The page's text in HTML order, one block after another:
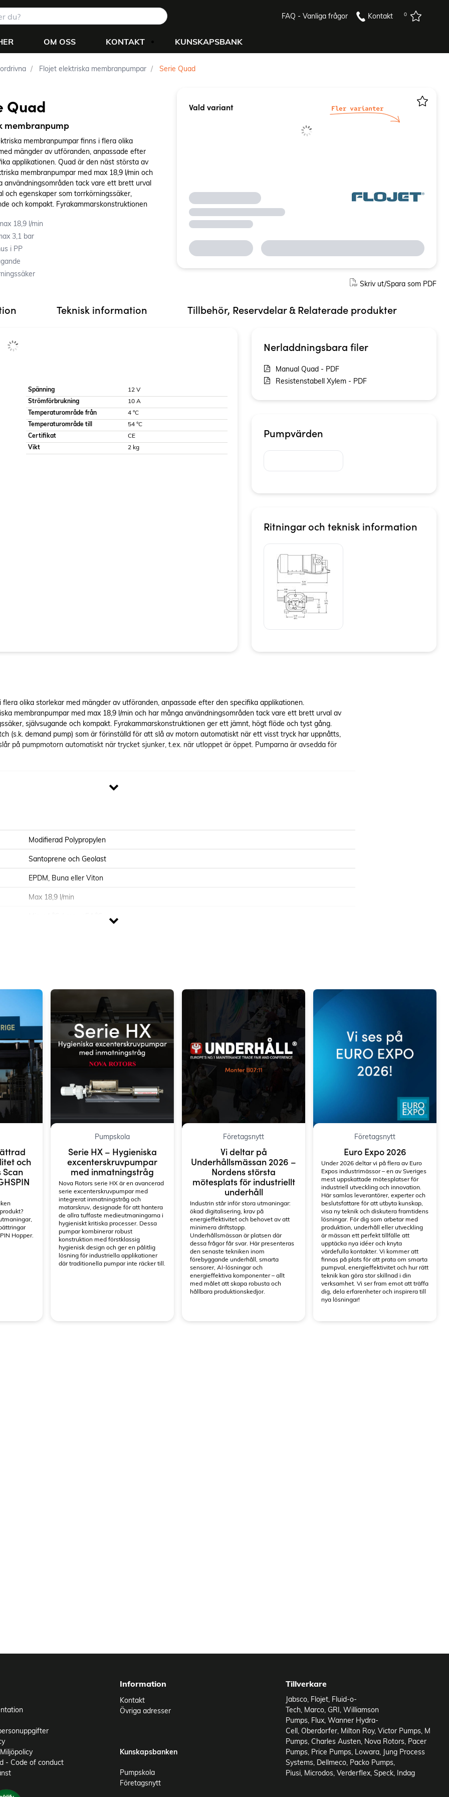
FAQ - Vanliga frågor Kontakt 0
OM OSS KONTAKT KUNSKAPSBANK
Flojet elektriska membranpumpar Serie Quad
Quad
membranpump
membranpumpar finns i flera olika
mängder av utföranden, anpassade efter
applikationen. Quad är den näst största av
membranpumpar med max 18,9 l/min och
användningsområden tack vare ett brett urval
och egenskaper som torrkörningssäker,
och kompakt. Fyrakammarskonstruktionen
tryckswitch (s.k. demand pump) som är
att slå av motorn automatiskt när ett visst
18,9 l/min
3,1 bar
i PP
Vald variant
Skriv ut/Spara som PDF
Teknisk information Tillbehör, Reservdelar & Relaterade produkter
Spänning
12 V
Strömförbrukning
10 A
Temperaturområde från
4 °C
Temperaturområde till
54 °C
Certifikat
CE
Vikt
2 kg
Nerladdningsbara filer
Manual Quad - PDF
Resistenstabell Xylem - PDF
Pumpvärden
Ritningar och teknisk information
olika storlekar med mängder av utföranden, anpassade efter den specifika applikationen.
membranpumpar med max 18,9 l/min och har många användningsområden tack vare ett brett urval av
självsugande och kompakt. Fyrakammarskonstruktionen ger ett jämnt, högt flöde och tyst gång.
(s.k. demand pump) som är förinställd för att slå av motorn automatiskt när ett visst tryck har uppnåtts,
på pumpmotorn automatiskt när trycket sjunker, t.ex. när utloppet är öppet. Pumparna är avsedda för
Vätskan sugs in genom sug-
Modifierad Polypropylen
Santoprene och Geolast
EPDM, Buna eller Viton
Max 18,9 l/min
Ca 2-3 kg beroende på modell
Snabbkoppling för 1/2" alt. 3/4" rak slangnippel
to existing cart row Add as new cart row
och
Hopper.
Pumpskola
Serie HX – Hygieniska
excenterskruvpumpar
med inmatningstråg
Nova Rotors serie HX är en avancerad
serie excenterskruvpumpar med
integrerat inmatningstråg och
matarskruv, designade för att hantera
de allra tuffaste medieutmaningarna i
hygieniskt kritiska processer. Dessa
pumpar kombinerar robust
konstruktion med förstklassig
hygienisk design och ger en pålitlig
lösning för industriella applikationer
där traditionella pumpar inte räcker till.
Företagsnytt
Vi deltar på
Underhållsmässan 2026 –
Nordens största
mötesplats för industriellt
underhåll
Industrin står inför stora utmaningar:
ökad digitalisering, krav på
energieffektivitet och behovet av att
minimera driftstopp.
Underhållsmässan är platsen där
dessa frågor får svar. Här presenteras
den senaste tekniken inom
förebyggande underhåll, smarta
sensorer, AI-lösningar och
energieffektiva komponenter – allt
med målet att skapa robusta och
hållbara produktionskedjor.
Företagsnytt
Euro Expo 2026
Under 2026 deltar vi på flera av Euro
Expos industrimässor – en av Sveriges
mest uppskattade mötesplatser för
industriell utveckling och innovation.
Här samlas leverantörer, experter och
beslutsfattare för att utbyta kunskap,
visa ny teknik och diskutera framtidens
lösningar. För dig som arbetar med
produktion, underhåll eller utveckling
är mässan ett perfekt tillfälle att
upptäcka nya idéer och knyta
värdefulla kontakter. Vi kommer att
finnas på plats för att prata om smarta
pumpval, energieffektivitet och hur rätt
teknik kan göra stor skillnad i din
verksamhet. Vi ser fram emot att träffa
dig, dela erfarenheter och inspirera till
nya lösningar!
- Code of conduct
Information
Kontakt
Övriga adresser
Kunskapsbanken
Pumpskola
Företagsnytt
Tillverkare
Jabsco, Flojet, Fluid-o-
Tech, Marco, GRI, Williamson
Pumps, Flux, Wanner Hydra-
Cell, Oberdorfer, Milton Roy, Victor Pumps, M
Pumps, Charles Austen, Nova Rotors, Pacer
Pumps, Price Pumps, Lowara, Jung Process
Systems, Dellmeco, Packo Pumps,
Piusi, Microdos, Verderflex, Speck, Indag